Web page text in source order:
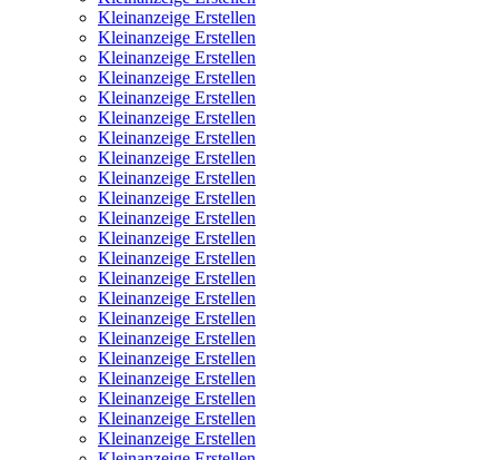
Kleinanzeige Erstellen
Kleinanzeige Erstellen
Kleinanzeige Erstellen
Kleinanzeige Erstellen
Kleinanzeige Erstellen
Kleinanzeige Erstellen
Kleinanzeige Erstellen
Kleinanzeige Erstellen
Kleinanzeige Erstellen
Kleinanzeige Erstellen
Kleinanzeige Erstellen
Kleinanzeige Erstellen
Kleinanzeige Erstellen
Kleinanzeige Erstellen
Kleinanzeige Erstellen
Kleinanzeige Erstellen
Kleinanzeige Erstellen
Kleinanzeige Erstellen
Kleinanzeige Erstellen
Kleinanzeige Erstellen
Kleinanzeige Erstellen
Kleinanzeige Erstellen